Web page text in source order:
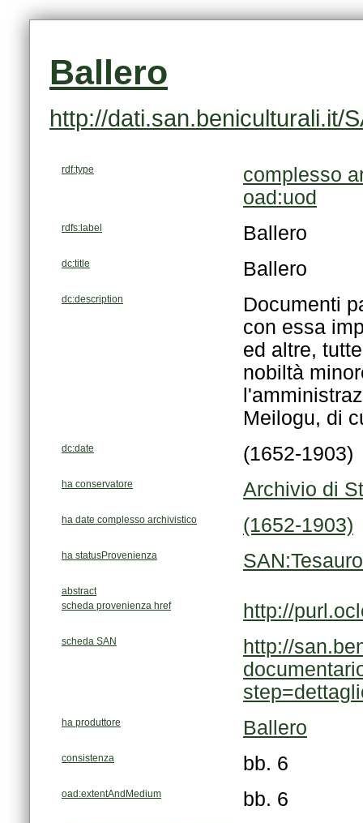
Ballero
http://dati.san.beniculturali.it/
rdf:type
complesso
oad:uod
rdfs:label Ballero
dc:title Ballero
dc:description
Meilogu, di
dc:date (1652-1903)
ha conservatore Archivio di
ha date complesso archivistico (1652-1903)
ha statusProvenienza
abstract
scheda provenienza href
http://
scheda SAN
ha produttore Ballero
consistenza bb. 6
oad:extentAndMedium bb. 6